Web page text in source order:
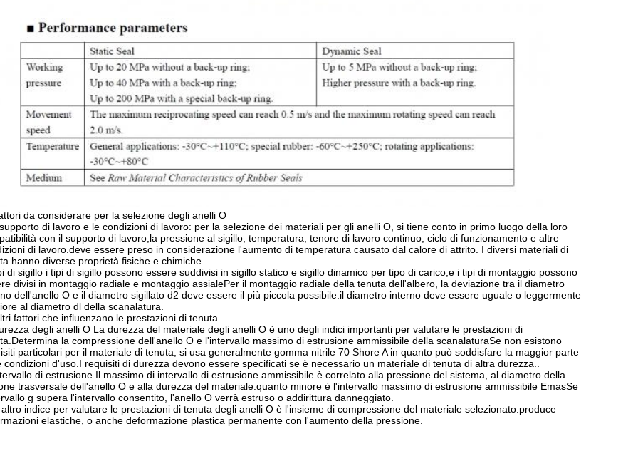
da considerare per la selezione degli anelli O
di lavoro e le condizioni di lavoro: per la selezione dei materiali per gli anelli O, si tiene conto in primo luogo della loro
con il supporto di lavoro;la pressione al sigillo, temperatura, tenore di lavoro continuo, ciclo di funzionamento e altre
di lavoro.deve essere preso in considerazione l'aumento di temperatura causato dal calore di attrito. I diversi materiali di
hanno diverse proprietà fisiche e chimiche.
di sigillo i tipi di sigillo possono essere suddivisi in sigillo statico e sigillo dinamico per tipo di carico;e i tipi di montaggio possono
divisi in montaggio radiale e montaggio assialePer il montaggio radiale della tenuta dell'albero, la deviazione tra il diametro
dell'anello O e il diametro sigillato d2 deve essere il più piccola possibile:il diametro interno deve essere uguale o leggermente
al diametro dl della scanalatura.
fattori che influenzano le prestazioni di tenuta
degli anelli O La durezza del materiale degli anelli O è uno degli indici importanti per valutare le prestazioni di
la compressione dell'anello O e l'intervallo massimo di estrusione ammissibile della scanalaturaSe non esistono
particolari per il materiale di tenuta, si usa generalmente gomma nitrile 70 Shore A in quanto può soddisfare la maggior parte
condizioni d'uso.I requisiti di durezza devono essere specificati se è necessario un materiale di tenuta di altra durezza..
di estrusione Il massimo di intervallo di estrusione ammissibile è correlato alla pressione del sistema, al diametro della
trasversale dell'anello O e alla durezza del materiale.quanto minore è l'intervallo massimo di estrusione ammissibile EmasSe
g supera l'intervallo consentito, l'anello O verrà estruso o addirittura danneggiato.
indice per valutare le prestazioni di tenuta degli anelli O è l'insieme di compressione del materiale selezionato.produce
elastiche, o anche deformazione plastica permanente con l'aumento della pressione.